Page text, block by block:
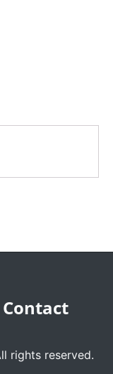
Contact
rights reserved.